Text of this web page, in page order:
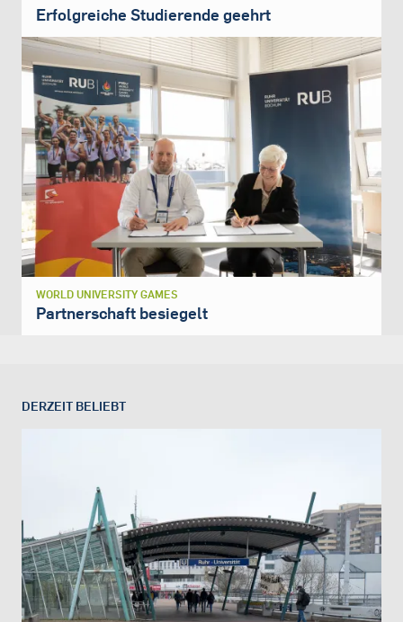
Erfolgreiche Studierende geehrt
WORLD UNIVERSITY GAMES
Partnerschaft besiegelt
DERZEIT BELIEBT